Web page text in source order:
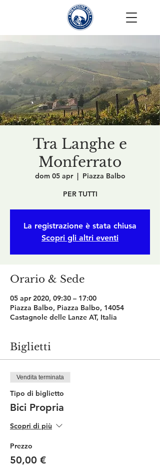
Tra Langhe e
Monferrato
dom 05 apr
  |
Piazza Balbo
PER TUTTI
La registrazione è stata chiusa
Scopri gli altri eventi
Orario & Sede
05 apr 2020, 09:30 – 17:00
Piazza Balbo, Piazza Balbo, 14054
Castagnole delle Lanze AT, Italia
Biglietti
Vendita terminata
Tipo di biglietto
Bici Propria
Scopri di più
Prezzo
50,00 €